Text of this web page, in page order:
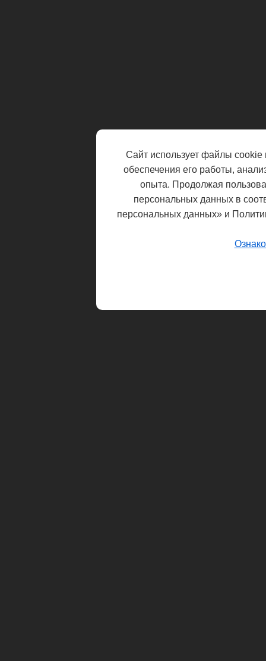
Сайт использует файлы cookie
обеспечения его работы,
опыта. Продолжая
персональных данных в
персональных данных» и